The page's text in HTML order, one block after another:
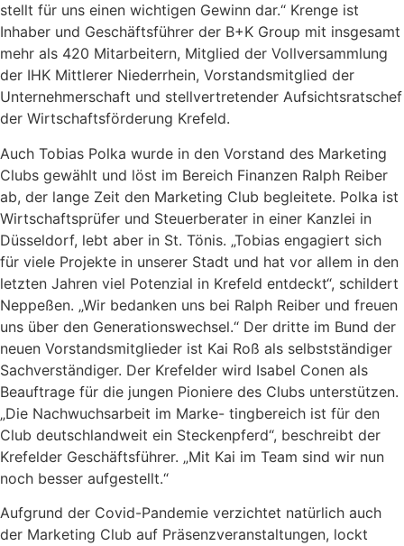
stellt für uns einen wichtigen Gewinn dar.“ Krenge ist
Inhaber und Geschäftsführer der B+K Group mit insgesamt
mehr als 420 Mitarbeitern, Mitglied der Vollversammlung
der IHK Mittlerer Niederrhein, Vorstandsmitglied der
Unternehmerschaft und stellvertretender Aufsichtsratschef
der Wirtschaftsförderung Krefeld.
Auch Tobias Polka wurde in den Vorstand des Marketing
Clubs gewählt und löst im Bereich Finanzen Ralph Reiber
ab, der lange Zeit den Marketing Club begleitete. Polka ist
Wirtschaftsprüfer und Steuerberater in einer Kanzlei in
Düsseldorf, lebt aber in St. Tönis. „Tobias engagiert sich
für viele Projekte in unserer Stadt und hat vor allem in den
letzten Jahren viel Potenzial in Krefeld entdeckt“, schildert
Neppeßen. „Wir bedanken uns bei Ralph Reiber und freuen
uns über den Generationswechsel.“ Der dritte im Bund der
neuen Vorstandsmitglieder ist Kai Roß als selbstständiger
Sachverständiger. Der Krefelder wird Isabel Conen als
Beauftrage für die jungen Pioniere des Clubs unterstützen.
„Die Nachwuchsarbeit im Marke- tingbereich ist für den
Club deutschlandweit ein Steckenpferd“, beschreibt der
Krefelder Geschäftsführer. „Mit Kai im Team sind wir nun
noch besser aufgestellt.“
Aufgrund der Covid-Pandemie verzichtet natürlich auch
der Marketing Club auf Präsenzveranstaltungen, lockt